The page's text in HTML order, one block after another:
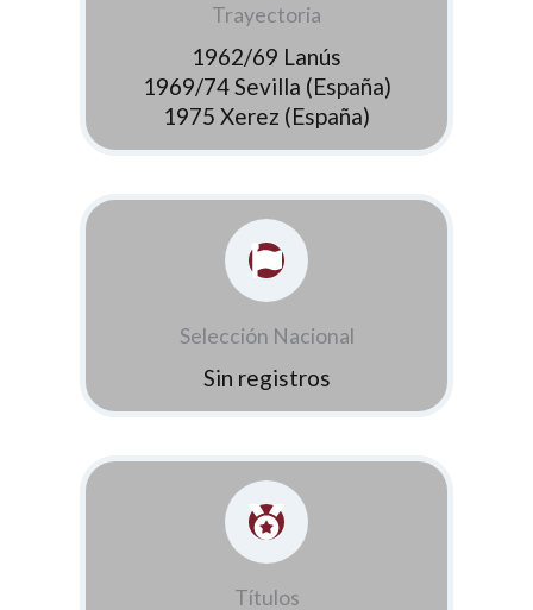
Trayectoria
1962/69 Lanús
1969/74 Sevilla (España)
1975 Xerez (España)
Selección Nacional
Sin registros
Títulos